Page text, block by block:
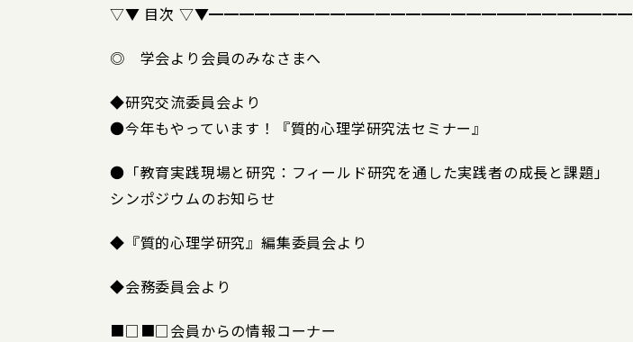
▽▼ 目次 ▽▼━━━━━━━━━━━━━━━━━━━━━━━━━━━━
◎ 学会より会員のみなさまへ
◆研究交流委員会より
●今年もやっています！『質的心理学研究法セミナー』
●「教育実践現場と研究：フィールド研究を通した実践者の成長と課題」
シンポジウムのお知らせ
◆『質的心理学研究』編集委員会より
◆会務委員会より
■□■□会員からの情報コーナー